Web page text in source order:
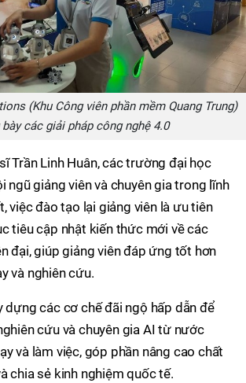
(Khu Công viên phần mềm Quang Trung)
các giải pháp công nghệ 4.0
Trần Linh Huân, các trường đại học
ngũ giảng viên và chuyên gia trong lĩnh
việc đào tạo lại giảng viên là ưu tiên
tiêu cập nhật kiến thức mới về các
đại, giúp giảng viên đáp ứng tốt hơn
và nghiên cứu.
dựng các cơ chế đãi ngộ hấp dẫn để
cứu và chuyên gia AI từ nước
và làm việc, góp phần nâng cao chất
chia sẻ kinh nghiệm quốc tế.